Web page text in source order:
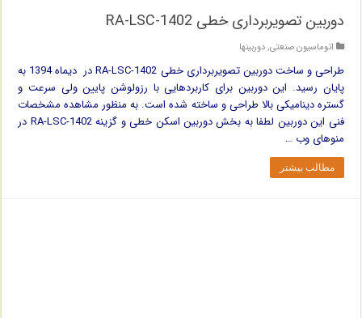
دوربین تصویربرداری خطی RA-LSC-1402
اتوماسیون صنعتی,دوربینها
طراحی و ساخت دوربین تصویربرداری خطی RA-LSC-1402 در دیماه 1394 به
پایان رسید. این دوربین برای کاربردهایی با رزولوشن پایین ولی سرعت و
گستره دینامیکی بالا طراحی و ساخته شده است. به منظور مشاهده مشخصات
فنی این دوربین لطفا به بخش دوربین اسکن خطی و گزینه RA-LSC-1402 در
منوهای وب …
مطالب بیشتر